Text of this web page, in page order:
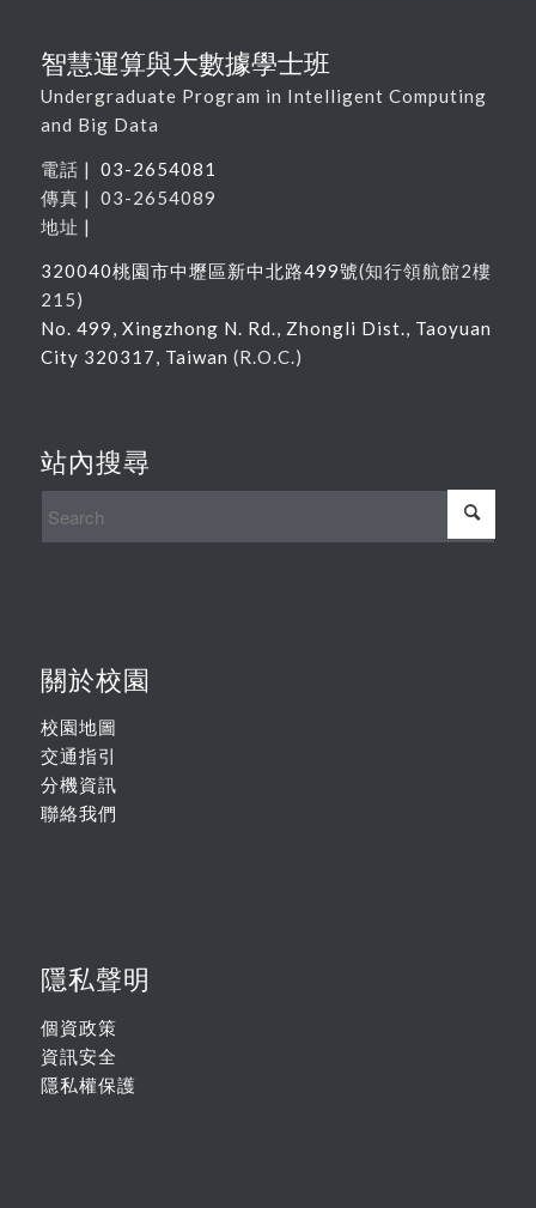
智慧運算與大數據學士班
Undergraduate Program in Intelligent Computing
and Big Data
電話 | 03-2654081
傳真 | 03-2654089
地址 |
320040桃園市中壢區新中北路499號(知行領航館2樓
215)
No. 499, Xingzhong N. Rd., Zhongli Dist., Taoyuan
City 320317, Taiwan (R.O.C.)
站內搜尋
關於校園
校園地圖
交通指引
分機資訊
聯絡我們
隱私聲明
個資政策
資訊安全
隱私權保護